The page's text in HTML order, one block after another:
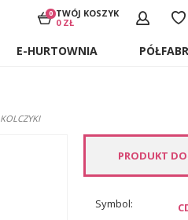
TWÓJ KOSZYK
0 ZŁ
0
E-HURTOWNIA
KOLCZYKI
PRODUKT
Symbol: